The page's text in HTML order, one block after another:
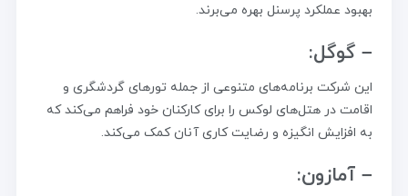
بهبود عملکرد پرسنل بهره می‌برند.
– گوگل:
این شرکت برنامه‌های متنوعی از جمله تورهای گردشگری و
اقامت در هتل‌های لوکس را برای کارکنان خود فراهم می‌کند که
به افزایش انگیزه و رضایت کاری آنان کمک می‌کند.
– آمازون: